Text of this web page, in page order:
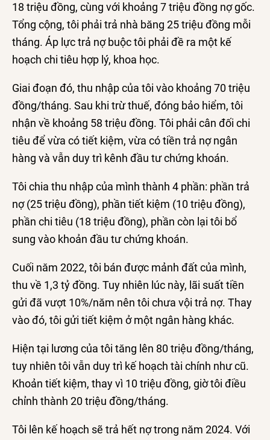
18 triệu đồng, cùng với khoảng 7 triệu đồng nợ gốc.
Tổng cộng, tôi phải trả nhà băng 25 triệu đồng mỗi
tháng. Áp lực trả nợ buộc tôi phải đề ra một kế
hoạch chi tiêu hợp lý, khoa học.
Giai đoạn đó, thu nhập của tôi vào khoảng 70 triệu
đồng/tháng. Sau khi trừ thuế, đóng bảo hiểm, tôi
nhận về khoảng 58 triệu đồng. Tôi phải cân đối chi
tiêu để vừa có tiết kiệm, vừa có tiền trả nợ ngân
hàng và vẫn duy trì kênh đầu tưchứng khoán.
Tôi chia thu nhập của mình thành 4 phần: phần trả
nợ (25 triệu đồng), phần tiết kiệm (10 triệu đồng),
phần chi tiêu (18 triệu đồng), phần còn lại tôi bổ
sung vào khoản đầu tư chứng khoán.
Cuối năm 2022, tôi bán được mảnh đất của mình,
thu về 1,3 tỷ đồng. Tuy nhiên lúc này, lãi suất tiền
gửi đã vượt 10%/năm nên tôi chưa vội trả nợ. Thay
vào đó, tôi gửi tiết kiệm ở một ngân hàng khác.
Hiện tại lương của tôi tăng lên 80 triệu đồng/tháng,
tuy nhiên tôi vẫn duy trì kế hoạch tài chính như cũ.
Khoản tiết kiệm, thay vì 10 triệu đồng, giờ tôi điều
chỉnh thành 20 triệu đồng/tháng.
Tôi lên kế hoạch sẽ trả hết nợ trong năm 2024. Với